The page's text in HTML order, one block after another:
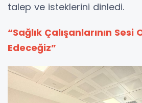
talep ve isteklerini dinledi.
“Sağlık Çalışanlarının
Edeceğiz”